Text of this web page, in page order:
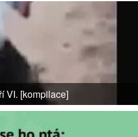
VI. [kompilace]